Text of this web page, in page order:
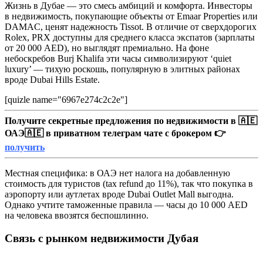
Жизнь в Дубае — это смесь амбиций и комфорта. Инвесторы
в недвижимость, покупающие объекты от Emaar Properties или
DAMAC, ценят надежность Tissot. В отличие от сверхдорогих
Rolex, PRX доступны для среднего класса экспатов (зарплаты
от 20 000 AED), но выглядят премиально. На фоне
небоскребов Burj Khalifa эти часы символизируют ‘quiet
luxury’ — тихую роскошь, популярную в элитных районах
вроде Dubai Hills Estate.
[quizle name="6967e274c2c2e"]
Получите секретные предложения по недвижимости в 🇦🇪
ОАЭ🇦🇪 в приватном телеграм чате с брокером 👉
получить
Местная специфика: в ОАЭ нет налога на добавленную
стоимость для туристов (tax refund до 11%), так что покупка в
аэропорту или аутлетах вроде Dubai Outlet Mall выгодна.
Однако учтите таможенные правила — часы до 10 000 AED
на человека ввозятся беспошлинно.
Связь с рынком недвижимости Дубая